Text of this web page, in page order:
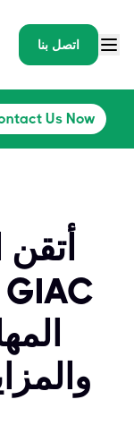
اتصل بنا
Us Now
أتقن